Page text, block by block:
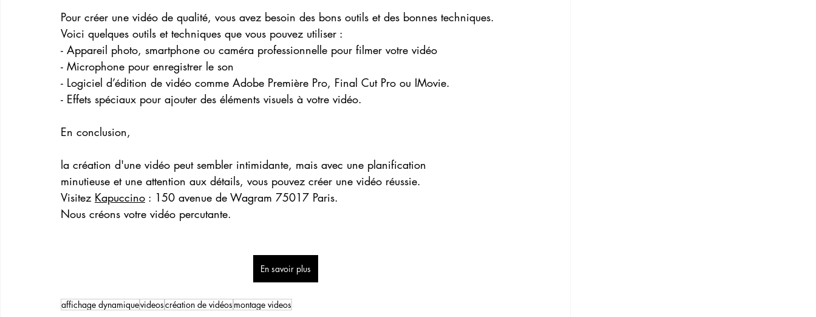
Pour créer une vidéo de qualité, vous avez besoin des bons outils et des bonnes techniques.
Voici quelques outils et techniques que vous pouvez utiliser :
- Appareil photo, smartphone ou caméra professionnelle pour filmer votre vidéo
- Microphone pour enregistrer le son
- Logiciel d’édition de vidéo comme Adobe Première Pro, Final Cut Pro ou IMovie.
- Effets spéciaux pour ajouter des éléments visuels à votre vidéo.
En conclusion,
la création d'une vidéo peut sembler intimidante, mais avec une planification
minutieuse et une attention aux détails, vous pouvez créer une vidéo réussie.
Visitez Kapuccino : 150 avenue de Wagram 75017 Paris.
Nous créons votre vidéo percutante.
En savoir plus
affichage dynamiquevideoscréation de vidéos montage videos